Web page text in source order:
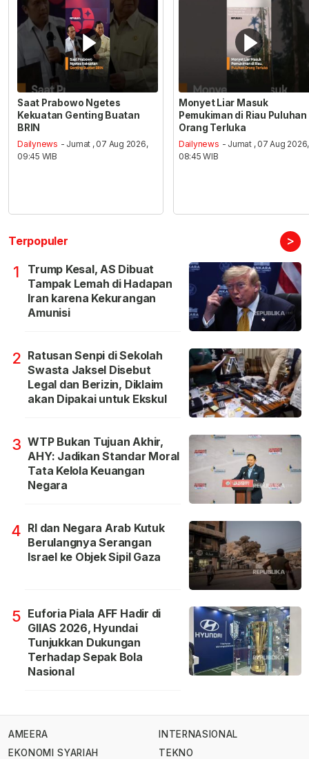
Saat Prabowo Ngetes
Kekuatan Genting Buatan
BRIN
Dailynews - Jumat , 07 Aug 2026,
09:45 WIB
Monyet Liar Masuk
Pemukiman di Riau Puluhan
Orang Terluka
Dailynews - Jumat , 07 Aug 2026,
08:45 WIB
Terpopuler >
1
Trump Kesal, AS Dibuat
Tampak Lemah di Hadapan
Iran karena Kekurangan
Amunisi
2 Ratusan Senpi di Sekolah
Swasta Jaksel Disebut
Legal dan Berizin, Diklaim
akan Dipakai untuk Ekskul
3 WTP Bukan Tujuan Akhir,
AHY: Jadikan Standar Moral
Tata Kelola Keuangan
Negara
4 RI dan Negara Arab Kutuk
Berulangnya Serangan
Israel ke Objek Sipil Gaza
5 Euforia Piala AFF Hadir di
GIIAS 2026, Hyundai
Tunjukkan Dukungan
Terhadap Sepak Bola
Nasional
AMEERA
EKONOMI SYARIAH
INTERNASIONAL
TEKNO